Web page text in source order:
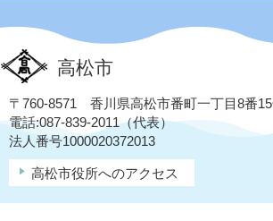
高松市
〒760-8571 香川県高松市番町一丁目8番
電話:087-839-2011（代表）
法人番号1000020372013
高松市役所へのアクセス